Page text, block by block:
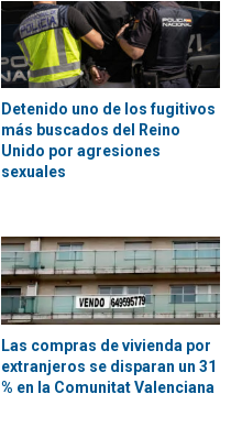
Detenido uno de los fugitivos
más buscados del Reino
Unido por agresiones
sexuales
Las compras de vivienda por
extranjeros se disparan un 31
% en la Comunitat Valenciana